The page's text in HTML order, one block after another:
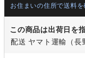
お住まいの住所で送料
この商品は出荷日を
配送 ヤマト運輸（長